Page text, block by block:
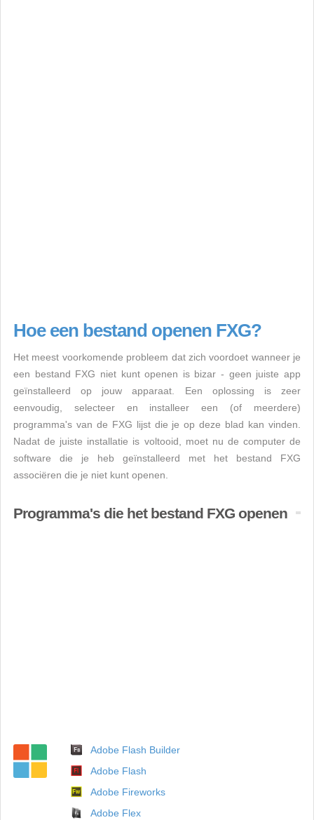
Hoe een bestand openen FXG?
Het meest voorkomende probleem dat zich voordoet wanneer je
een bestand FXG niet kunt openen is bizar - geen juiste app
geïnstalleerd op jouw apparaat. Een oplossing is zeer
eenvoudig, selecteer en installeer een (of meerdere)
programma's van de FXG lijst die je op deze blad kan vinden.
Nadat de juiste installatie is voltooid, moet nu de computer de
software die je heb geïnstalleerd met het bestand FXG
associëren die je niet kunt openen.
Programma's die het bestand FXG openen
Adobe Flash Builder
Adobe Flash
Adobe Fireworks
Adobe Flex